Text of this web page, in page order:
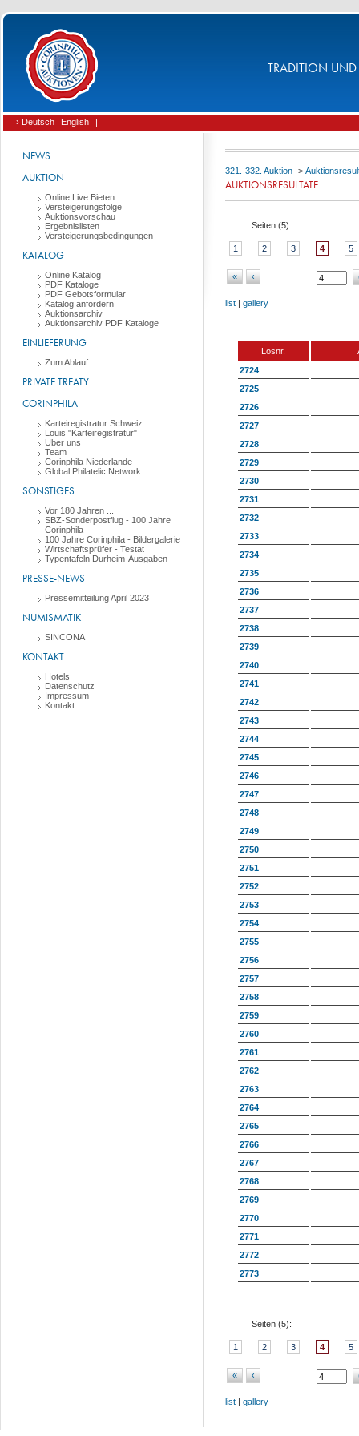
TRADITION UND
› Deutsch English |
NEWS
AUKTION
Online Live Bieten
Versteigerungsfolge
Auktionsvorschau
Ergebnislisten
Versteigerungsbedingungen
KATALOG
Online Katalog
PDF Kataloge
PDF Gebotsformular
Katalog anfordern
Auktionsarchiv
Auktionsarchiv PDF Kataloge
EINLIEFERUNG
Zum Ablauf
PRIVATE TREATY
CORINPHILA
Karteiregistratur Schweiz
Louis "Karteiregistratur"
Über uns
Team
Corinphila Niederlande
Global Philatelic Network
SONSTIGES
Vor 180 Jahren ...
SBZ-Sonderpostflug - 100 Jahre
Corinphila
100 Jahre Corinphila - Bildergalerie
Wirtschaftsprüfer - Testat
Typentafeln Durheim-Ausgaben
PRESSE-NEWS
Pressemitteilung April 2023
NUMISMATIK
SINCONA
KONTAKT
Hotels
Datenschutz
Impressum
Kontakt
321.-332. Auktion ->
AUKTIONSRESULTATE
Seiten (5):
1 2 3 4 5
« ‹
list | gallery
Losnr.
2724
2725
2726
2727
2728
2729
2730
2731
2732
2733
2734
2735
2736
2737
2738
2739
2740
2741
2742
2743
2744
2745
2746
2747
2748
2749
2750
2751
2752
2753
2754
2755
2756
2757
2758
2759
2760
2761
2762
2763
2764
2765
2766
2767
2768
2769
2770
2771
2772
2773
Seiten (5):
1 2 3 4 5
« ‹
list | gallery